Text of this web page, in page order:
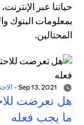
حياتنا عبر
بمعلومات البنوك
المحتالين.
-
هل تعرضت
ما يجب فعله